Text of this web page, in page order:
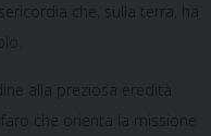
che, sulla terra, ha
alla preziosa eredità
che orienta la missione